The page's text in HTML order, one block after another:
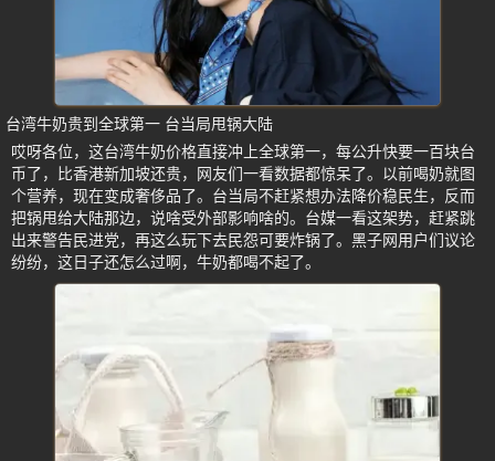
台湾牛奶贵到全球第一 台当局甩锅大陆
哎呀各位，这台湾牛奶价格直接冲上全球第一，每公升快要一百块台
币了，比香港新加坡还贵，网友们一看数据都惊呆了。以前喝奶就图
个营养，现在变成奢侈品了。台当局不赶紧想办法降价稳民生，反而
把锅甩给大陆那边，说啥受外部影响啥的。台媒一看这架势，赶紧跳
出来警告民进党，再这么玩下去民怨可要炸锅了。黑子网用户们议论
纷纷，这日子还怎么过啊，牛奶都喝不起了。